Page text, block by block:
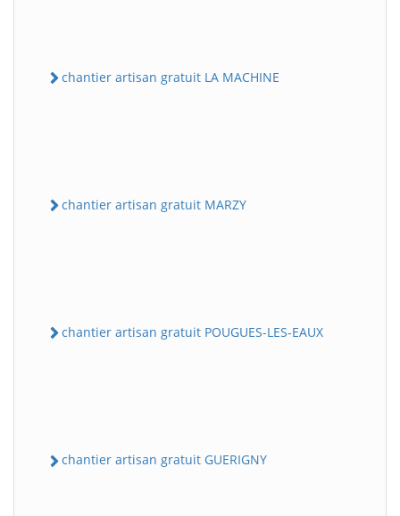
chantier artisan gratuit LA MACHINE
chantier artisan gratuit MARZY
chantier artisan gratuit POUGUES-LES-EAUX
chantier artisan gratuit GUERIGNY